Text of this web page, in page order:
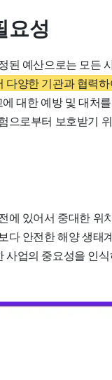
요성
된 예산으로는 모든
양한 기관과 협력
대한 예방 및 대처
으로부터 보호받기
에 있어서 중대한 위
다 안전한 해양 생태
업의 중요성을 인